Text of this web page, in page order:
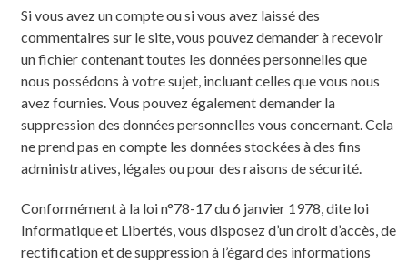
Si vous avez un compte ou si vous avez laissé des
commentaires sur le site, vous pouvez demander à recevoir
un fichier contenant toutes les données personnelles que
nous possédons à votre sujet, incluant celles que vous nous
avez fournies. Vous pouvez également demander la
suppression des données personnelles vous concernant. Cela
ne prend pas en compte les données stockées à des fins
administratives, légales ou pour des raisons de sécurité.
Conformément à la loi n°78-17 du 6 janvier 1978, dite loi
Informatique et Libertés, vous disposez d’un droit d’accès, de
rectification et de suppression à l’égard des informations